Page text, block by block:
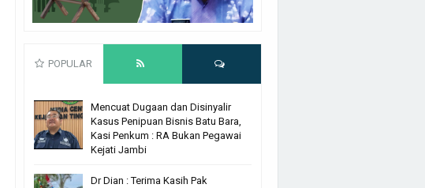
POPULAR
Mencuat Dugaan dan Disinyalir
Kasus Penipuan Bisnis Batu Bara,
Kasi Penkum : RA Bukan Pegawai
Kejati Jambi
Dr Dian : Terima Kasih Pak